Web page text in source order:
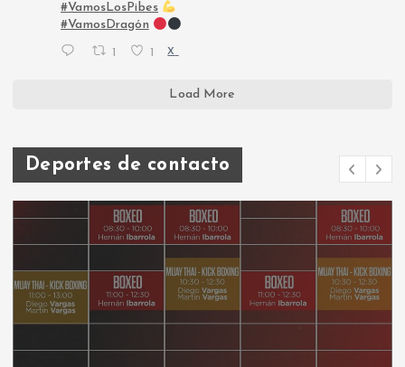
#VamosLosPibes
#VamosDragón
1 1 X
Load More
Deportes de contacto